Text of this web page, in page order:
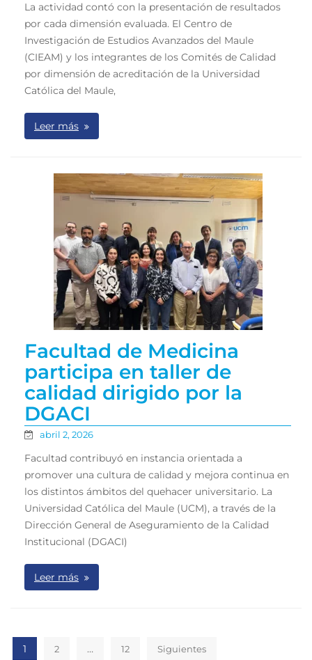
La actividad contó con la presentación de resultados
por cada dimensión evaluada. El Centro de
Investigación de Estudios Avanzados del Maule
(CIEAM) y los integrantes de los Comités de Calidad
por dimensión de acreditación de la Universidad
Católica del Maule,
Leer más
Facultad de Medicina
participa en taller de
calidad dirigido por la
DGACI
abril 2, 2026
Facultad contribuyó en instancia orientada a
promover una cultura de calidad y mejora continua en
los distintos ámbitos del quehacer universitario. La
Universidad Católica del Maule (UCM), a través de la
Dirección General de Aseguramiento de la Calidad
Institucional (DGACI)
Leer más
1 2 … 12 Siguientes